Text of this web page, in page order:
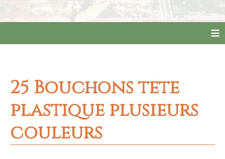
≡
25 Bouchons tête
plastique plusieurs
couleurs